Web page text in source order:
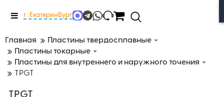
Меню
г. Екатеринбург
Главная
Пластины твердосплавные
Пластины токарные
Пластины для внутреннего и наружного точения
TPGT
TPGT